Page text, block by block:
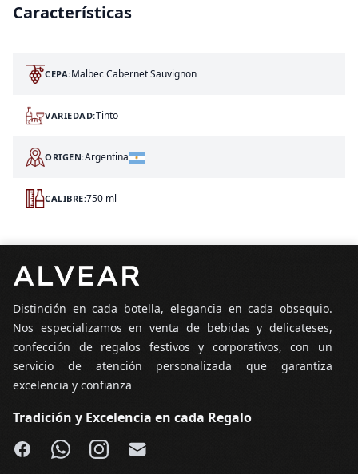
Características
CEPA:Malbec Cabernet Sauvignon
VARIEDAD:Tinto
ORIGEN:Argentina
CALIBRE:750 ml
Distinción en cada botella, elegancia en cada obsequio.
Nos especializamos en venta de bebidas y delicateses,
confección de regalos festivos y corporativos, con un
servicio de atención personalizada que garantiza
excelencia y confianza
Tradición y Excelencia en cada Regalo
Facebook
WhatsApp
Instagram
Email